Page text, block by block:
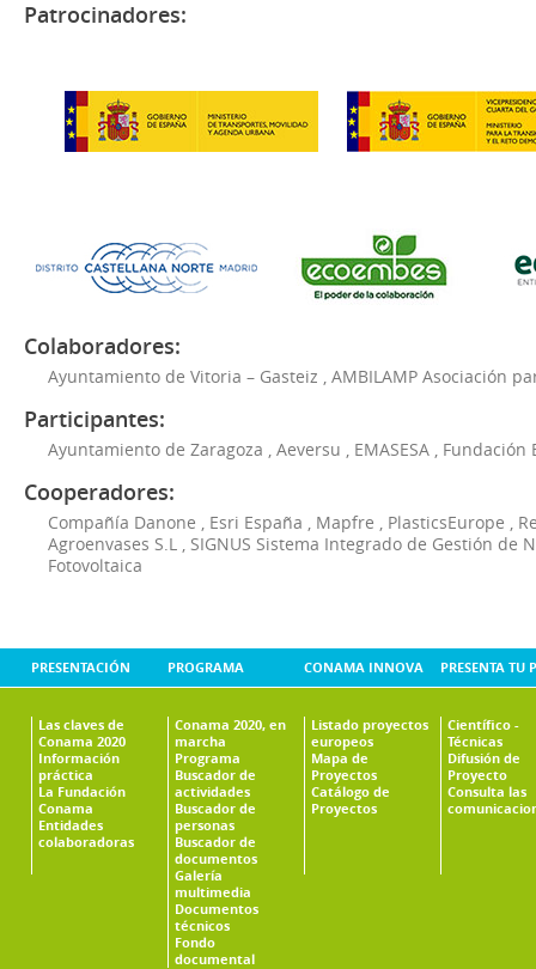
Patrocinadores:
Colaboradores:
Ayuntamiento de Vitoria – Gasteiz AMBILAMP Asociación
Participantes:
Ayuntamiento de Zaragoza Aeversu EMASESA Fundación
Cooperadores:
Compañía Danone Esri España Mapfre PlasticsEurope
Agroenvases S.L
SIGNUS Sistema Integrado de Gestión de
Fotovoltaica
PRESENTACIÓN
Las claves de
Conama 2020
Información
práctica
La Fundación
Conama
Entidades
colaboradoras
PROGRAMA
Conama 2020, en
marcha
Programa
Buscador de
actividades
Buscador de
personas
Buscador de
documentos
Galería
multimedia
Documentos
técnicos
Fondo
documental
CONAMA INNOVA
Listado proyectos
europeos
Mapa de
Proyectos
Catálogo de
Proyectos
PRESENTA TU
Científico -
Técnicas
Difusión de
Proyecto
Consulta las